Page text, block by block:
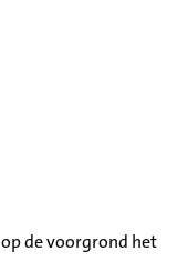
de voorgrond het